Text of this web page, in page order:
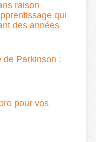
raison
qui
des années
de Parkinson :
pour vos